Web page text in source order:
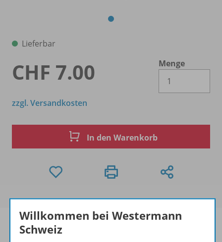
Lieferbar
CHF 7.00
Menge
zzgl. Versandkosten
In den Warenkorb
Willkommen bei Westermann
Schweiz